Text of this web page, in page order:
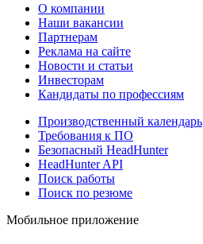
О компании
Наши вакансии
Партнерам
Реклама на сайте
Новости и статьи
Инвесторам
Кандидаты по профессиям
Производственный календарь
Требования к ПО
Безопасный HeadHunter
HeadHunter API
Поиск работы
Поиск по резюме
Мобильное приложение